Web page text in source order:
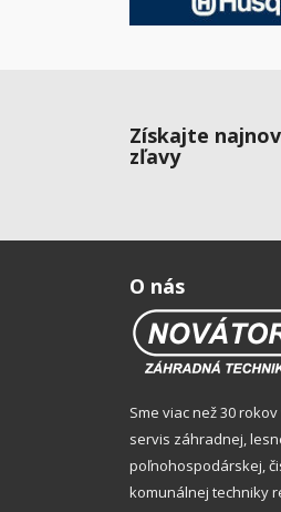
Získajte
zľavy
O nás
Sme viac než 30
servis záhradnej,
poľnohospodárskej,
komunálnej techniky